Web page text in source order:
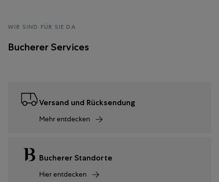
WIR SIND FÜR SIE DA
Bucherer Services
Versand und Rücksendung
Mehr entdecken
Bucherer Standorte
Hier entdecken